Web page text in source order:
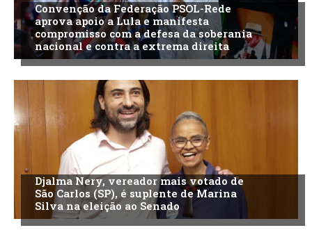
Convenção da Federação PSOL-Rede
aprova apoio a Lula e manifesta
compromisso com a defesa da soberania
nacional e contra a extrema direita
Djalma Nery, vereador mais votado de
São Carlos (SP), é suplente de Marina
Silva na eleição ao Senado